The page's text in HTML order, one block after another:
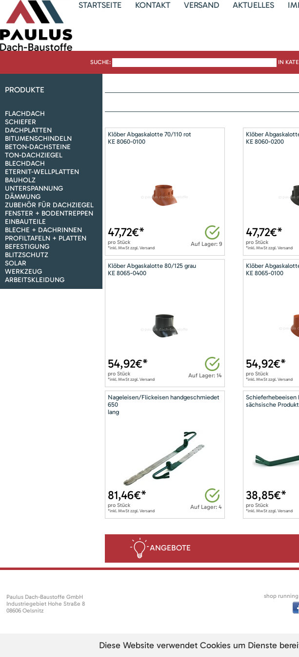
STARTSEITE KONTAKT VERSAND AKTUELLES
SUCHE: IN
PRODUKTE
FLACHDACH
SCHIEFER
DACHPLATTEN
BITUMENSCHINDELN
BETON-DACHSTEINE
TON-DACHZIEGEL
BLECHDACH
ETERNIT-WELLPLATTEN
BAUHOLZ
UNTERSPANNUNG
DÄMMUNG
ZUBEHÖR FÜR DACHZIEGEL
FENSTER + BODENTREPPEN
EINBAUTEILE
BLECHE + DACHRINNEN
PROFILTAFELN + PLATTEN
BEFESTIGUNG
BLITZSCHUTZ
SOLAR
WERKZEUG
ARBEITSKLEIDUNG
Klöber Abgaskalotte 70/110 rot
KE 8060-0100
Auf Lager: 9
47,72€*
pro Stück
*inkl. MwSt zzgl. Versand
Klöber
KE 8060-0200
47,72€*
pro Stück
*inkl. MwSt zzgl. Versand
Klöber Abgaskalotte 80/125 grau
KE 8065-0400
Auf Lager: 14
54,92€*
pro Stück
*inkl. MwSt zzgl. Versand
Klöber
KE 8065-0100
54,92€*
pro Stück
*inkl. MwSt zzgl. Versand
Nageleisen/Flickeisen handgeschmiedet
650
lang
Auf Lager: 4
81,46€*
pro Stück
*inkl. MwSt zzgl. Versand
Schieferhebeeisen
sächsische
38,85€*
pro Stück
*inkl. MwSt zzgl. Versand
ANGEBOTE
Paulus Dach-Baustoffe GmbH
Industriegebiet Hohe Straße 8
08606 Oelsnitz
shop
Diese Website verwendet Cookies um Dienste